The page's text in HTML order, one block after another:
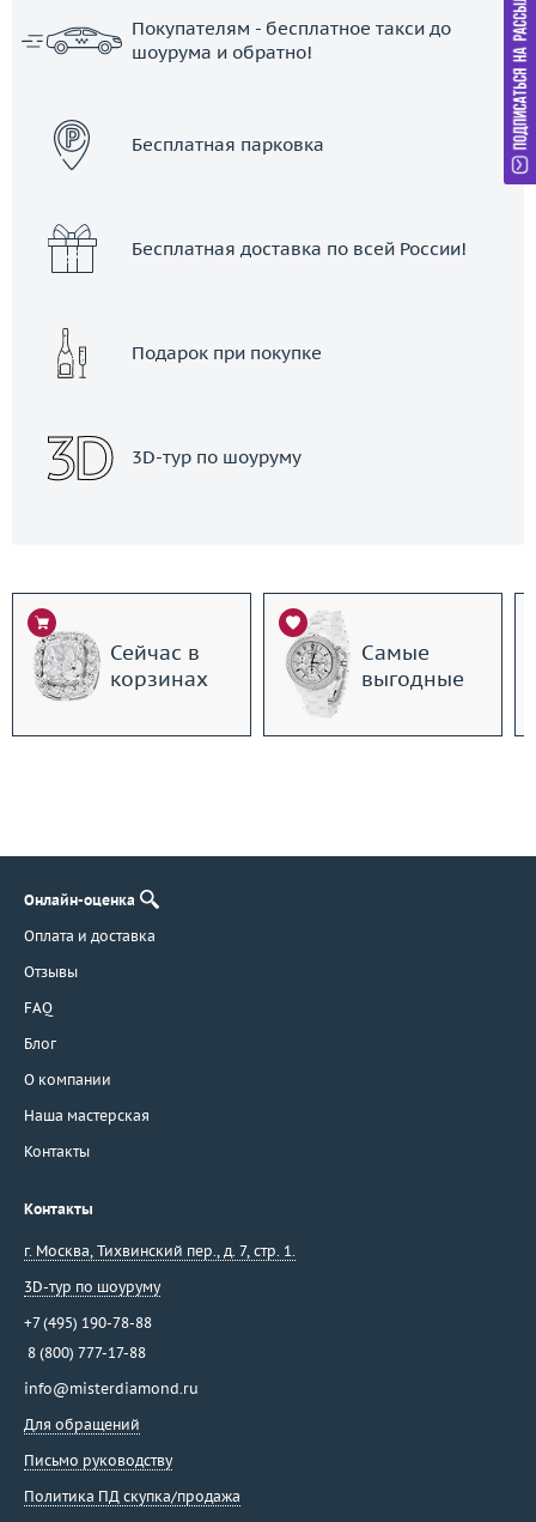
Покупателям - бесплатное такси до
шоурума и обратно!
Бесплатная парковка
Бесплатная доставка по всей России!
Подарок при покупке
3D-тур по шоуруму
Сейчас в
корзинах
Самые
выгодные
Онлайн-оценка
Оплата и доставка
Отзывы
FAQ
Блог
О компании
Наша мастерская
Контакты
Контакты
г. Москва, Тихвинский пер., д. 7, стр. 1.
3D-тур по шоуруму
+7 (495) 190-78-88
8 (800) 777-17-88
info@misterdiamond.ru
Для обращений
Письмо руководству
Политика ПД скупка/продажа